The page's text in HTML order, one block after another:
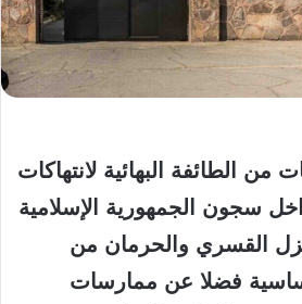
الطائفة البهائية لانتهاكات
سجون الجمهورية الإسلامية
القسري والحرمان من
فضلا عن ممارسات